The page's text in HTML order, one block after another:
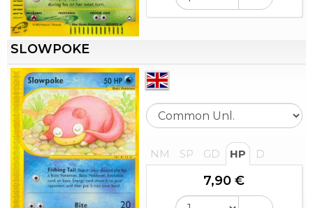
SLOWPOKE
NM SP GD HP D
7,90 €